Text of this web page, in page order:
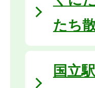
たち
国立